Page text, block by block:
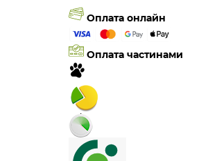
Оплата онлайн
Оплата частинами